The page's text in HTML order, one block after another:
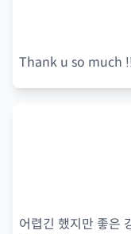
Thank u so much !!
어렵긴 했지만 좋은